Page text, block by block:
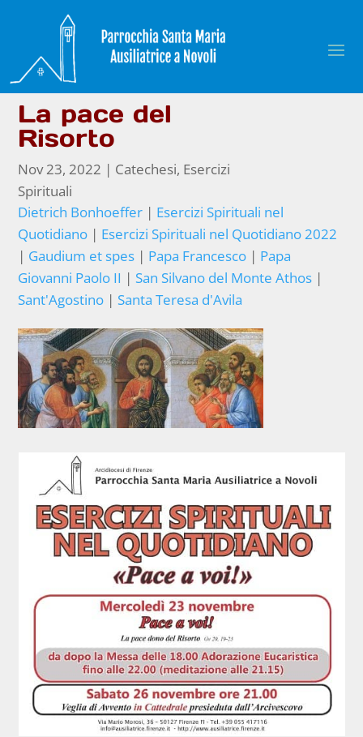
La pace del
Risorto
Nov 23, 2022 | Catechesi, Esercizi
Spirituali
Dietrich Bonhoeffer | Esercizi Spirituali nel
Quotidiano | Esercizi Spirituali nel Quotidiano 2022
| Gaudium et spes | Papa Francesco | Papa
Giovanni Paolo II | San Silvano del Monte Athos |
Sant'Agostino | Santa Teresa d'Avila